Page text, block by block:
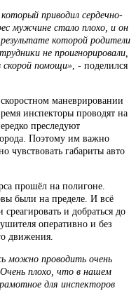
приводил сердечно-
мужчине стало плохо, и он
которой родители
не проигнорировали,
скорой помощи» , - поделился
маневрировании
инспекторы проводят на
преследуют
Поэтому им важно
чувствовать габариты авто
прошёл на полигоне.
были на пределе. И всё
и добраться до
оперативно и без
движения.
можно проводить очень
плохо, что в нашем
для инспекторов